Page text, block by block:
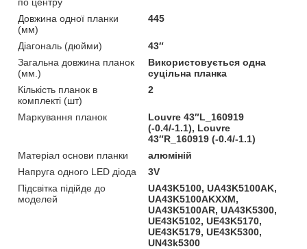
Довжина одної планки
(мм)
445
Діагональ (дюйми)
43″
Загальна довжина планок
(мм.)
Використовується одна
суцільна планка
Кількість планок в
комплекті (шт)
2
Маркування планок
Louvre 43″L_160919
(-0.4/-1.1), Louvre
43″R_160919 (-0.4/-1.1)
Матеріал основи планки
алюміній
Напруга одного LED діода
3V
Підсвітка підійде до
моделей
UA43K5100, UA43K5100AK,
UA43K5100AKXXM,
UA43K5100AR, UA43K5300,
UE43K5102, UE43K5170,
UE43K5179, UE43K5300,
UN43k5300